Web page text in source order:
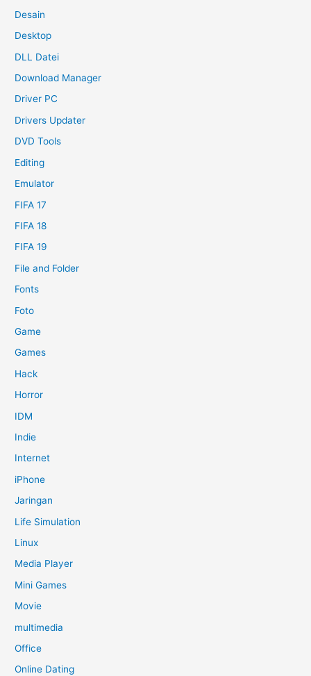
Desain
Desktop
DLL Datei
Download Manager
Driver PC
Drivers Updater
DVD Tools
Editing
Emulator
FIFA 17
FIFA 18
FIFA 19
File and Folder
Fonts
Foto
Game
Games
Hack
Horror
IDM
Indie
Internet
iPhone
Jaringan
Life Simulation
Linux
Media Player
Mini Games
Movie
multimedia
Office
Online Dating